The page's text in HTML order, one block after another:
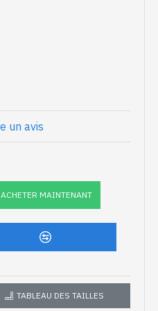
de création -
Art Monie India et des
du cou réalisé à la
x 10mm approx
Pingouin
2)
un avis
ACHETER MAINTENANT
TABLEAU DES TAILLES